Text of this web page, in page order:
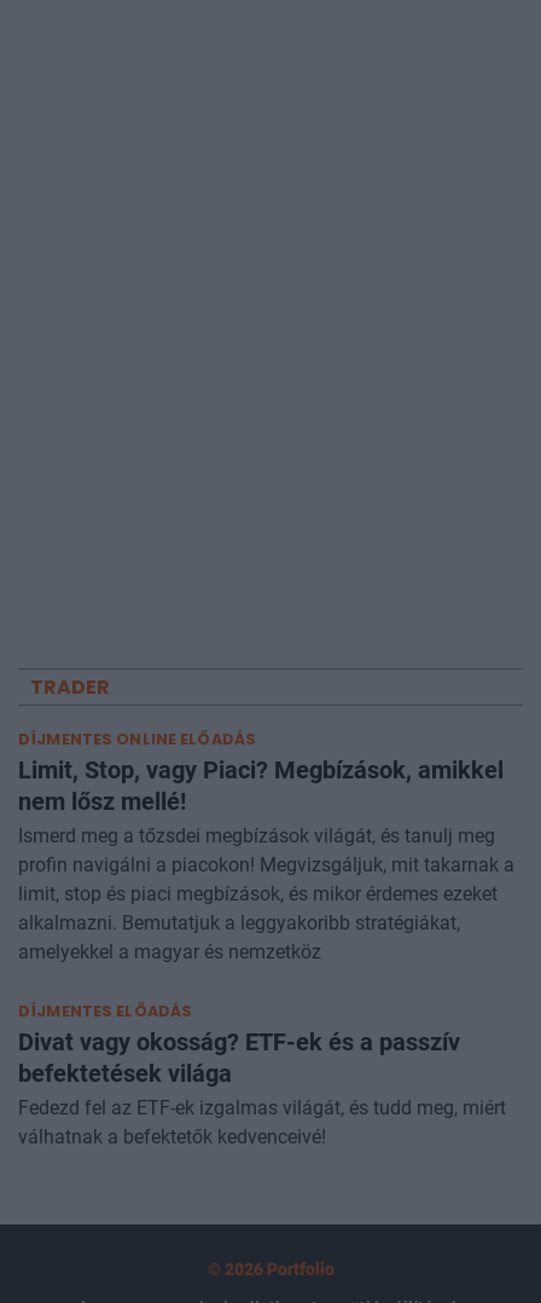
TRADER
DÍJMENTES ONLINE ELŐADÁS
Limit, Stop, vagy Piaci? Megbízások, amikkel
nem lősz mellé!
Ismerd meg a tőzsdei megbízások világát, és tanulj meg
profin navigálni a piacokon! Megvizsgáljuk, mit takarnak a
limit, stop és piaci megbízások, és mikor érdemes ezeket
alkalmazni. Bemutatjuk a leggyakoribb stratégiákat,
amelyekkel a magyar és nemzetköz
DÍJMENTES ELŐADÁS
Divat vagy okosság? ETF-ek és a passzív
befektetések világa
Fedezd fel az ETF-ek izgalmas világát, és tudd meg, miért
válhatnak a befektetők kedvenceivé!
© 2026 Portfolio